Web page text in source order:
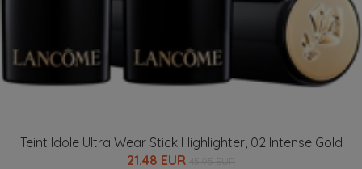
Teint Idole Ultra Wear Stick Highlighter, 02 Intense Gold
21.48 EUR